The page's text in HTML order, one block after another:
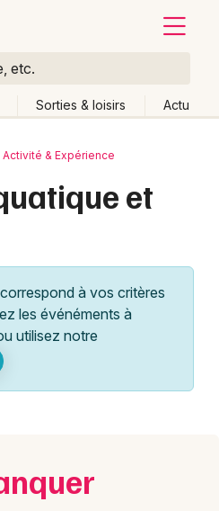
etc.
Sorties & loisirs Actu
Activité & Expérience
et
à vos critères
les événéments à
utilisez notre
week-end Autre